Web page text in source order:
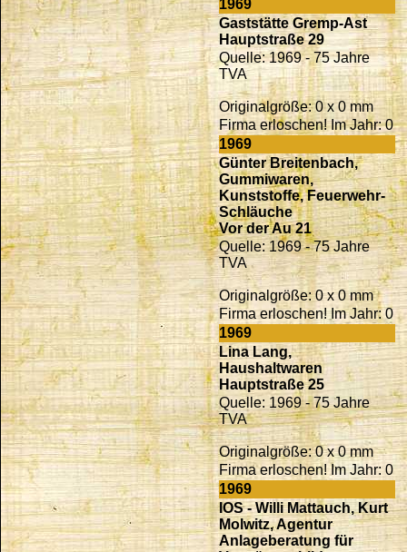
1969
Gaststätte Gremp-Ast
Hauptstraße 29
Quelle: 1969 - 75 Jahre
TVA
Originalgröße: 0 x 0 mm
Firma erloschen! Im Jahr: 0
1969
Günter Breitenbach,
Gummiwaren,
Kunststoffe, Feuerwehr-
Schläuche
Vor der Au 21
Quelle: 1969 - 75 Jahre
TVA
Originalgröße: 0 x 0 mm
Firma erloschen! Im Jahr: 0
1969
Lina Lang,
Haushaltwaren
Hauptstraße 25
Quelle: 1969 - 75 Jahre
TVA
Originalgröße: 0 x 0 mm
Firma erloschen! Im Jahr: 0
1969
IOS - Willi Mattauch, Kurt
Molwitz, Agentur
Anlageberatung für